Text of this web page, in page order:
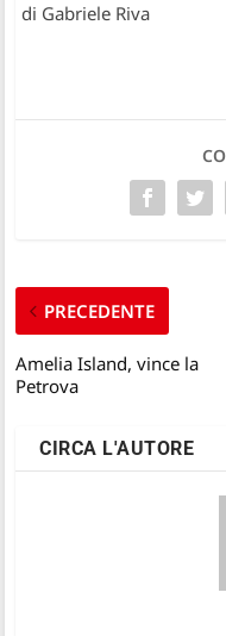
di Gabriele Riva
PRECEDENTE
Amelia Island, vince la
Petrova
CIRCA L'AUTORE